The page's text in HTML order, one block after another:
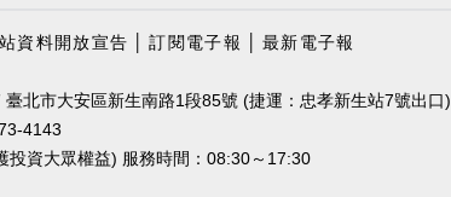
資料開放宣告 │訂閱電子報 │最新電子報
北市大安區新生南路1段85號 (捷運：忠孝新生站7號出口)
4143
資大眾權益) 服務時間：08:30～17:30